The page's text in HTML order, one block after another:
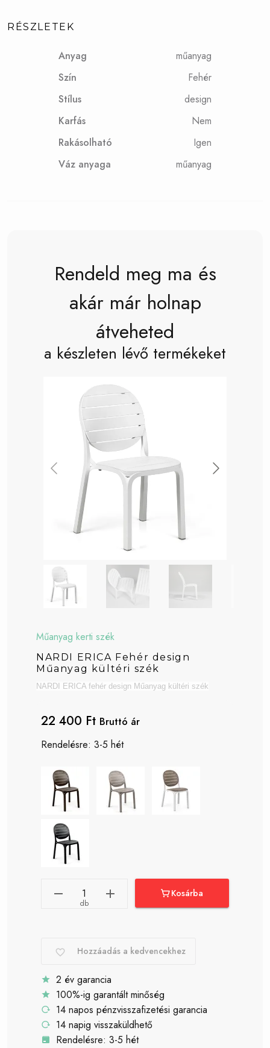
RÉSZLETEK
Anyag
műanyag
Szín
Fehér
Stílus
design
Karfás
Nem
Rakásolható
Igen
Váz anyaga
műanyag
Rendeld meg ma és
akár már holnap
átveheted
a készleten lévő termékeket
Műanyag kerti szék
NARDI ERICA Fehér design
Műanyag kültéri szék
NARDI ERICA fehér design Műanyag kültéri szék
22 400 Ft Bruttó ár
Rendelésre: 3-5 hét
db
Kosárba
Hozzáadás a kedvencekhez
2 év garancia
100%-ig garantált minőség
14 napos pénzvisszafizetési garancia
14 napig visszaküldhető
Rendelésre: 3-5 hét